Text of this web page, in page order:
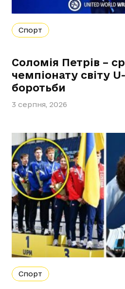
Спорт
Соломія Петрів –
чемпіонату світу
боротьби
3 серпня, 2026
Спорт